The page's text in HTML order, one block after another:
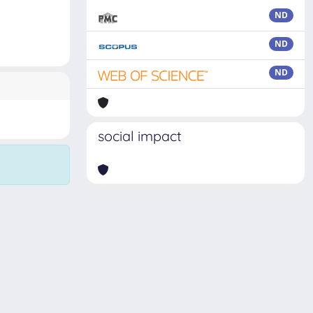
ND
ND
ND
social impact